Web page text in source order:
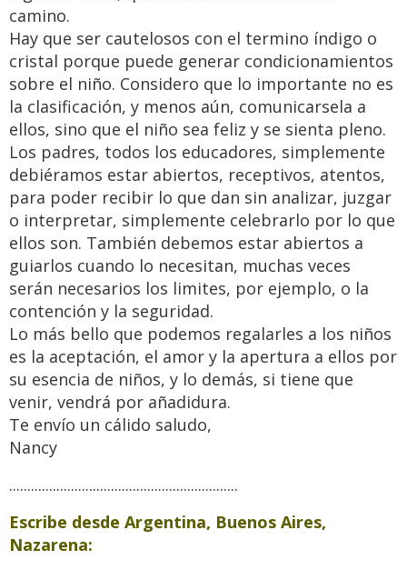
camino.
Hay que ser cautelosos con el termino índigo o
cristal porque puede generar condicionamientos
sobre el niño. Considero que lo importante no es
la clasificación, y menos aún, comunicarsela a
ellos, sino que el niño sea feliz y se sienta pleno.
Los padres, todos los educadores, simplemente
debiéramos estar abiertos, receptivos, atentos,
para poder recibir lo que dan sin analizar, juzgar
o interpretar, simplemente celebrarlo por lo que
ellos son. También debemos estar abiertos a
guiarlos cuando lo necesitan, muchas veces
serán necesarios los limites, por ejemplo, o la
contención y la seguridad.
Lo más bello que podemos regalarles a los niños
es la aceptación, el amor y la apertura a ellos por
su esencia de niños, y lo demás, si tiene que
venir, vendrá por añadidura.
Te envío un cálido saludo,
Nancy
...............................................................
Escribe desde Argentina, Buenos Aires,
Nazarena: